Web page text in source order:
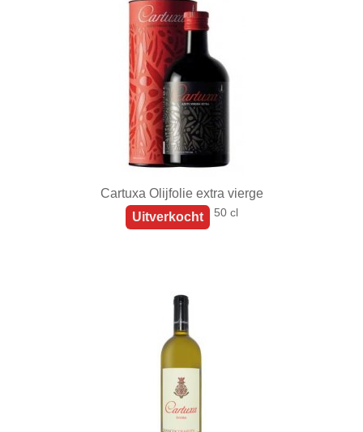
Cartuxa Olijfolie extra vierge
Uitverkocht
50 cl